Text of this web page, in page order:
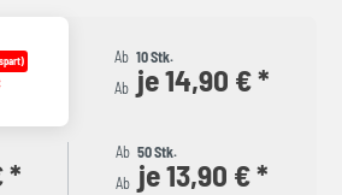
Ab 10 Stk.
Ab je 14,90 € *
*
Ab 50 Stk.
Ab je 13,90 € *